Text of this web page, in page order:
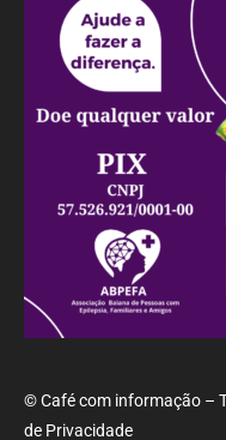
© Café com informação –
de Privacidade